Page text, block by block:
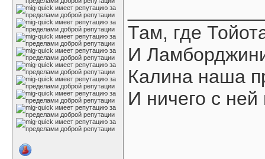
Там, где
И
Калина наша
И ничего с ней